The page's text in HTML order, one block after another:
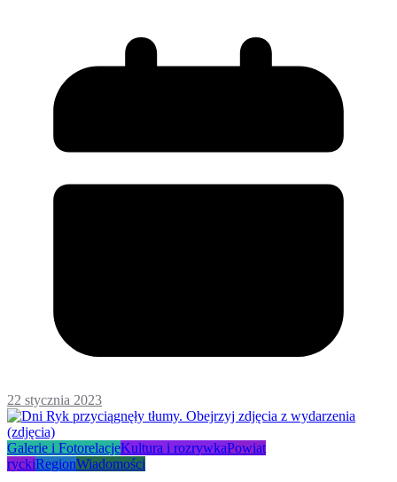
22 stycznia 2023
Galerie i FotorelacjeKultura i rozrywkaPowiat
ryckiRegionWiadomości